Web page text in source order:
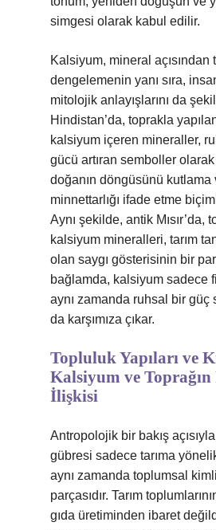
simgesi olarak kabul edilir.
Kalsiyum, mineral açısından
dengelemenin yanı sıra,
mitolojik anlayışlarını da
Hindistan’da, toprakla
kalsiyum içeren mineraller,
gücü artıran semboller olarak
doğanın döngüsünü kutlama
minnettarlığı ifade etme
Aynı şekilde, antik Mısır’da,
kalsiyum mineralleri, tarım
olan saygı gösterisinin bir
bağlamda, kalsiyum sadece
aynı zamanda ruhsal bir güç
da karşımıza çıkar.
Topluluk Yapıları ve
Kalsiyum ve
İlişkisi
Antropolojik bir bakış
gübresi sadece tarıma
aynı zamanda toplumsal
parçasıdır. Tarım
gıda üretiminden ibaret